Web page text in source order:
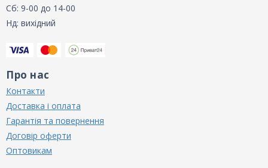
Сб: 9-00 до 14-00
Нд: вихідний
Про нас
Контакти
Доставка і оплата
Гарантія та повернення
Договір оферти
Оптовикам